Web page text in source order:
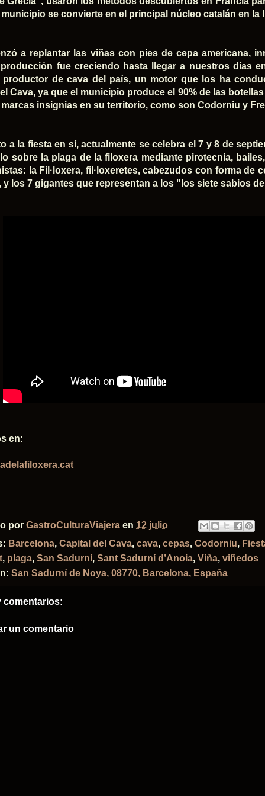
se convierte en el principal núcleo catalán en la
a replantar las viñas con pies de cepa americana,
fue creciendo hasta llegar a nuestros días
productor de cava del país, un motor que los ha
Cava, ya que el municipio produce el 90% de las
insignias en su territorio, como son Codorniu y
a la fiesta en sí, actualmente se celebra el 7 y 8 de
sobre la plaga de la filoxera mediante pirotecnia,
la Fil·loxera, fil·loxeretes, cabezudos con forma de
y los 7 gigantes que representan a los "los siete sabios
en:
por GastroCulturaViajera en 12 julio
Barcelona, Capital del Cava, cava, cepas, Codorniu,
, plaga, San Sadurní, Sant Sadurní d’Anoia, Viña, viñedos
San Sadurní de Noya, 08770, Barcelona, España
comentarios:
un comentario